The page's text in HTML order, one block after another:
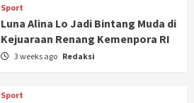
Sport
Luna Alina Lo Jadi Bintang Muda di
Kejuaraan Renang Kemenpora RI
3 weeks ago Redaksi
Sport